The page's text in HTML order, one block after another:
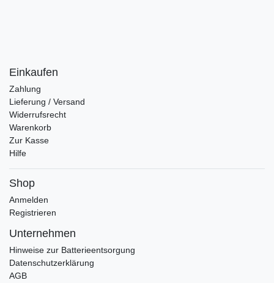
Einkaufen
Zahlung
Lieferung / Versand
Widerrufsrecht
Warenkorb
Zur Kasse
Hilfe
Shop
Anmelden
Registrieren
Unternehmen
Hinweise zur Batterieentsorgung
Datenschutzerklärung
AGB